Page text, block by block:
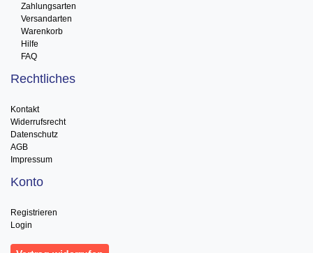
Zahlungsarten
Versandarten
Warenkorb
Hilfe
FAQ
Rechtliches
Kontakt
Widerrufsrecht
Datenschutz
AGB
Impressum
Konto
Registrieren
Login